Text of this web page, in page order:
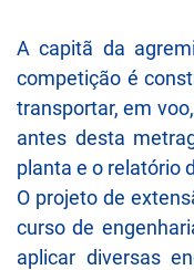
A capitã da
competição é
transportar, em
antes desta
planta e o relatório
O projeto de
curso de
aplicar diversas